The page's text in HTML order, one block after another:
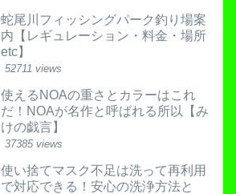
蛇尾川フィッシングパーク釣り場案
内【レギュレーション・料金・場所
etc】
52711 views
使えるNOAの重さとカラーはこれ
だ！NOAが名作と呼ばれる所以【み
けの戯言】
37385 views
使い捨てマスク不足は洗って再利用
で対応できる！安心の洗浄方法と